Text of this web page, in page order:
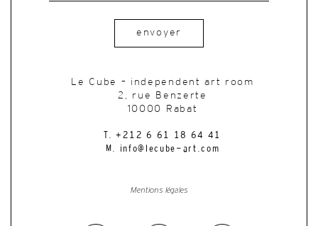
envoyer
Le Cube – independent art room
2, rue Benzerte
10000 Rabat
T. +212 6 61 18 64 41
M. info@lecube-art.com
Mentions légales